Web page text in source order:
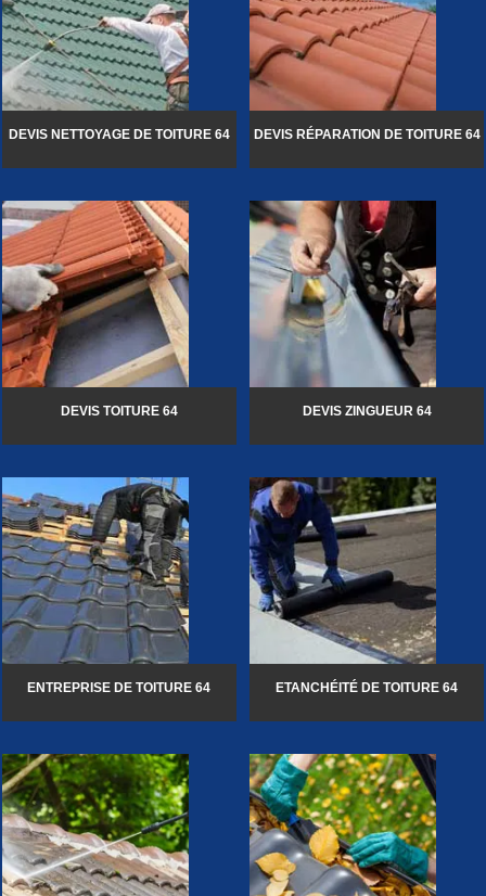
DEVIS NETTOYAGE DE TOITURE 64 DEVIS RÉPARATION DE TOITURE 64
DEVIS TOITURE 64 DEVIS ZINGUEUR 64
ENTREPRISE DE TOITURE 64 ETANCHÉITÉ DE TOITURE 64